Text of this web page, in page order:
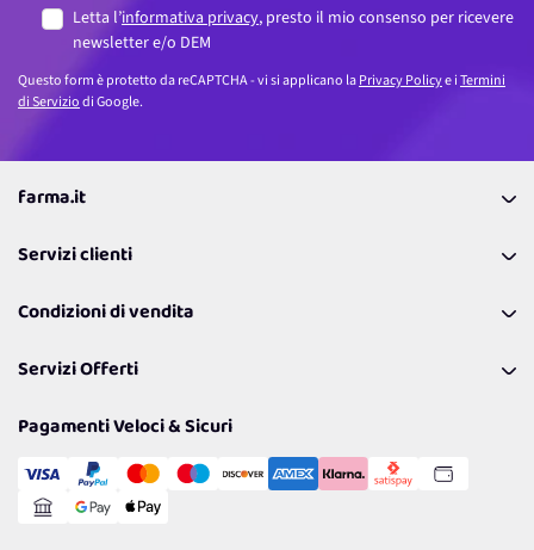
Letta l’informativa privacy, presto il mio consenso per ricevere
newsletter e/o DEM
Questo form è protetto da reCAPTCHA - vi si applicano laPrivacy Policye iTermini
di Serviziodi Google.
farma.it
Coupon
Lavora con noi
Politiche per la parità di genere
Servizi clienti
Richiamami
Resi
Condizioni di vendita
Spedizioni
Cookie Policy
Gestisci Cookie
Servizi Offerti
Reso Facile e Veloce
Pagamenti Veloci & Sicuri